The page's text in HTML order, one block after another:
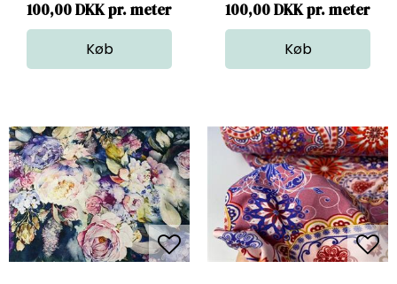
100,00 DKK pr. meter 100,00 DKK pr. meter